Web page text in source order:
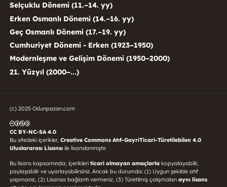
Selçuklu Dönemi (11.–14. yy)
Erken Osmanlı Dönemi (14.–16. yy)
Geç Osmanlı Dönemi (17.–19. yy)
Cumhuriyet Dönemi - Erken (1923–1950)
Modernleşme ve Gelişim Dönemi (1950–2000)
21. Yüzyıl (2000–...)
(c) 2025 Odunpazarı.com
CC BY-NC-SA 4.0
Bu sitedeki içerikler, Creative Commons Atıf-GayriTicari-Türetilebilen 4.0
Uluslararası Lisansı ile lisanslanmıştır.
Bu lisans kapsamında; içerikleri ticari olmayan amaçlarlakopyalayabilir,
paylaşabilir ve uyarlayabilirsiniz. Ancak bu durumda: (1) Uygun şekilde atıf
yapmanız, (2) Lisansa bağlantı vermeniz, (3) Türetilmiş çalışmaları aynı lisans